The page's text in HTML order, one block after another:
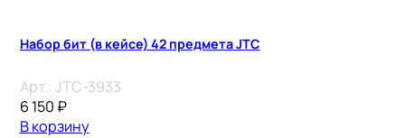
Набор бит (в кейсе) 42 предмета JTC
Арт.: JTC-3933
6 150 ₽
В корзину